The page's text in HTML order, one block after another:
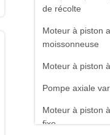
de récolte
Moteur à piston
moissonneuse
Moteur à piston
Pompe axiale
Moteur à piston
fixe